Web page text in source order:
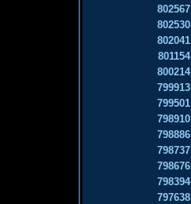
802567
802530
802041
801154
800214
799913
799501
798910
798886
798737
798676
798394
797638